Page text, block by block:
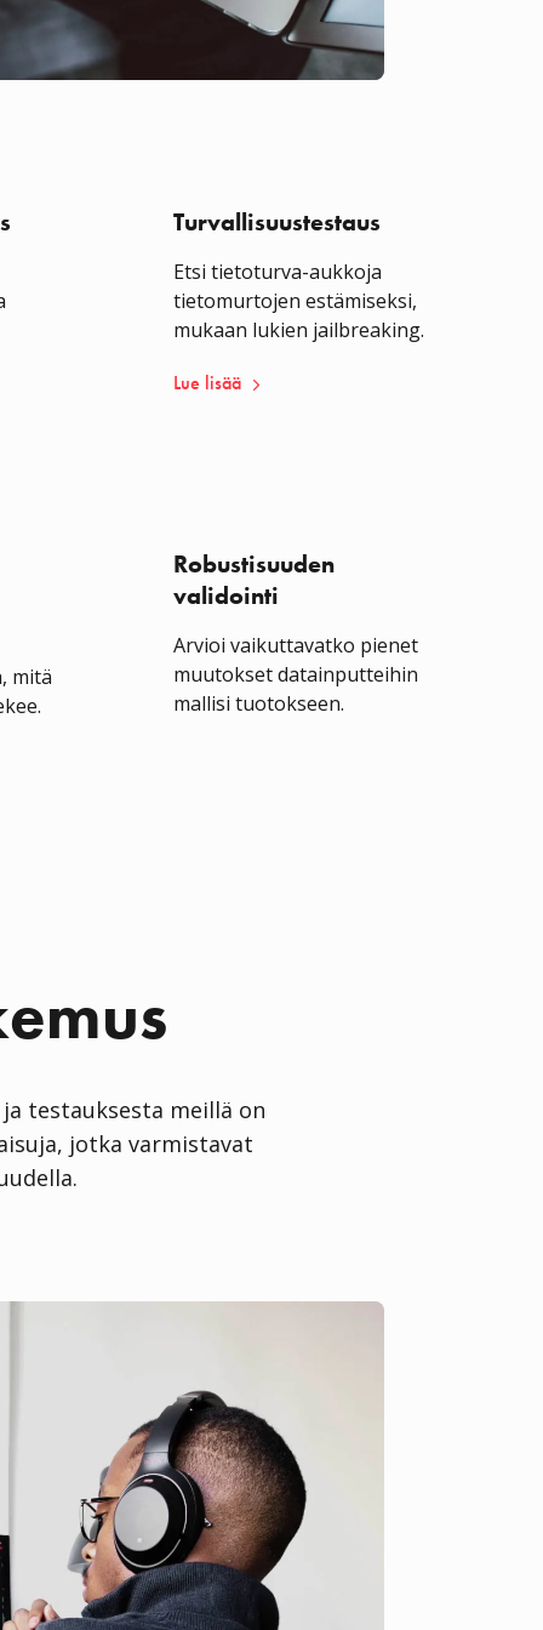
Turvallisuustestaus
Etsi tietoturva-aukkoja
tietomurtojen estämiseksi,
mukaan lukien jailbreaking.
Lue lisää
mitä
Robustisuuden
validointi
Arvioi vaikuttavatko pienet
muutokset datainputteihin
mallisi tuotokseen.
testauksesta meillä on
jotka varmistavat